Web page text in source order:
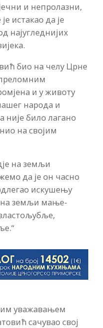
и непролазни,
истакао да је
најугледнијих
био на челу Црне
и у животу
народа и
није било лагано
на својим
на земљи
да је он часно
искушењу
на земљи мање-
уважавањем
сачувао свој